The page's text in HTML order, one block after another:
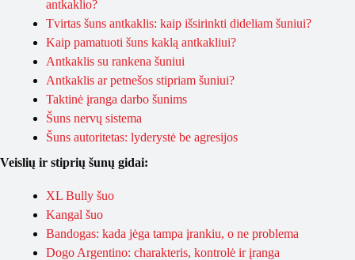
antkaklio?
Tvirtas šuns antkaklis: kaip išsirinkti dideliam šuniui?
Kaip pamatuoti šuns kaklą antkakliui?
Antkaklis su rankena šuniui
Antkaklis ar petnešos stipriam šuniui?
Taktinė įranga darbo šunims
Šuns nervų sistema
Šuns autoritetas: lyderystė be agresijos
Veislių ir stiprių šunų gidai:
XL Bully šuo
Kangal šuo
Bandogas: kada jėga tampa įrankiu, o ne problema
Dogo Argentino: charakteris, kontrolė ir įranga